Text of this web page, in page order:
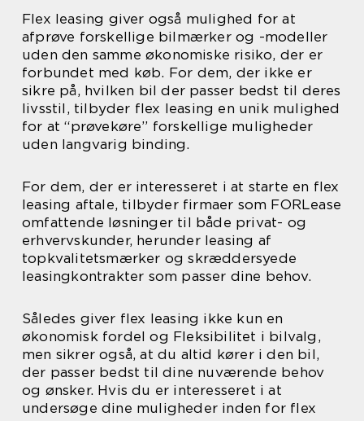
Flex leasing giver også mulighed for at
afprøve forskellige bilmærker og -modeller
uden den samme økonomiske risiko, der er
forbundet med køb. For dem, der ikke er
sikre på, hvilken bil der passer bedst til deres
livsstil, tilbyder flex leasing en unik mulighed
for at “prøvekøre” forskellige muligheder
uden langvarig binding.
For dem, der er interesseret i at starte en flex
leasing aftale, tilbyder firmaer som FORLease
omfattende løsninger til både privat- og
erhvervskunder, herunder leasing af
topkvalitetsmærker og skræddersyede
leasingkontrakter som passer dine behov.
Således giver flex leasing ikke kun en
økonomisk fordel og Fleksibilitet i bilvalg,
men sikrer også, at du altid kører i den bil,
der passer bedst til dine nuværende behov
og ønsker. Hvis du er interesseret i at
undersøge dine muligheder inden for flex